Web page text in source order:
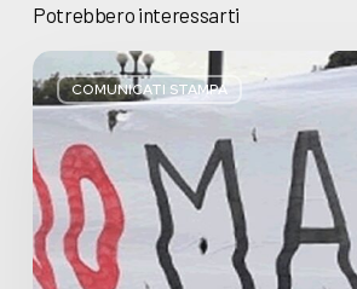
Potrebbero interessarti
COMUNICATI STAMPA
Basta
bugie,
Regione
Lombardia
pratica
l’antimafia
solo
a
parole